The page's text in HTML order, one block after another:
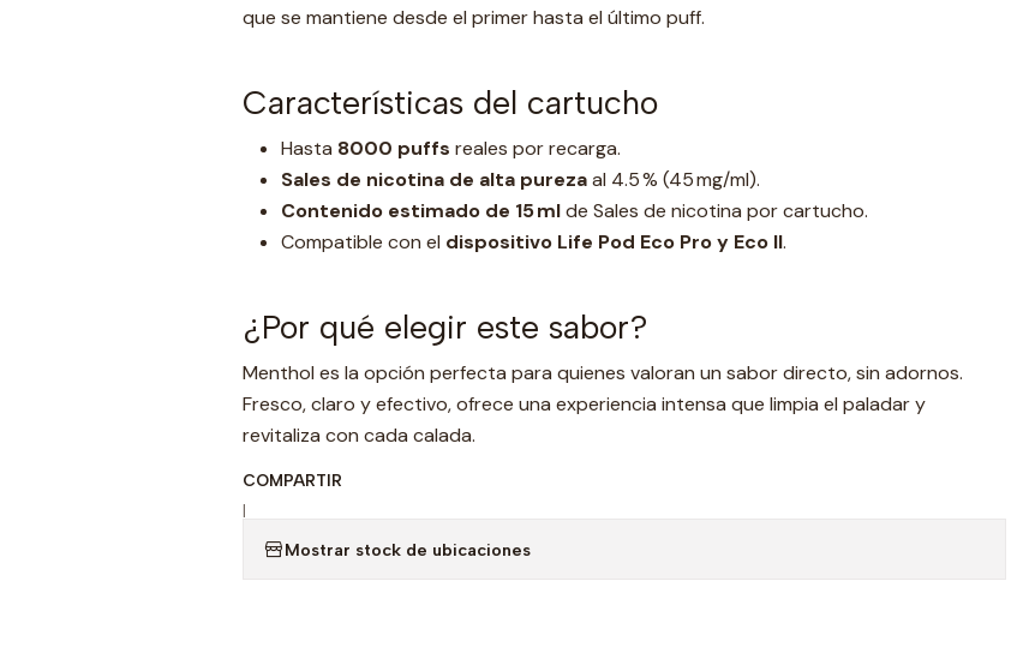
que se mantiene desde el primer hasta el último puff.
Características del cartucho
Hasta 8000 puffs reales por recarga.
Sales de nicotina de alta purezaal 4.5 % (45 mg/ml).
Contenido estimado de 15 mlde Sales de nicotina por cartucho.
Compatible con el dispositivo Life Pod Eco Pro y Eco II.
¿Por qué elegir este sabor?
Menthol es la opción perfecta para quienes valoran un sabor directo, sin adornos.
Fresco, claro y efectivo, ofrece una experiencia intensa que limpia el paladar y
revitaliza con cada calada.
COMPARTIR
|
Mostrar stock de ubicaciones